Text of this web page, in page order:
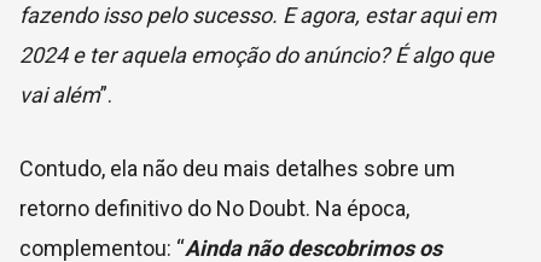
fazendo isso pelo sucesso. E agora, estar aqui em
2024 e ter aquela emoção do anúncio? É algo que
vai além”.
Contudo, ela não deu mais detalhes sobre um
retorno definitivo do No Doubt. Na época,
complementou: “Ainda não descobrimos os